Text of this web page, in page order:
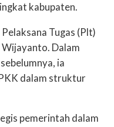
kabupaten.
Tugas (Plt)
Dalam
ia
dalam struktur
pemerintah dalam